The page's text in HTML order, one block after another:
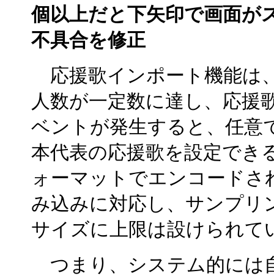
個以上だと下矢印で画面が
不具合を修正
応援歌インポート機能は
人数が一定数に達し、応援
ベントが発生すると、任意
本代表の応援歌を設定でき
ォーマットでエンコードさ
み込みに対応し、サンプリ
サイズに上限は設けられて
つまり、システム的には